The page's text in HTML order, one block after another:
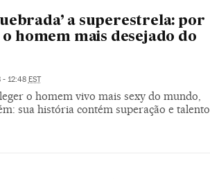
a superestrela: por
homem mais desejado do
- 12:48 EST
o homem vivo mais sexy do mundo,
sua história contém superação e talento